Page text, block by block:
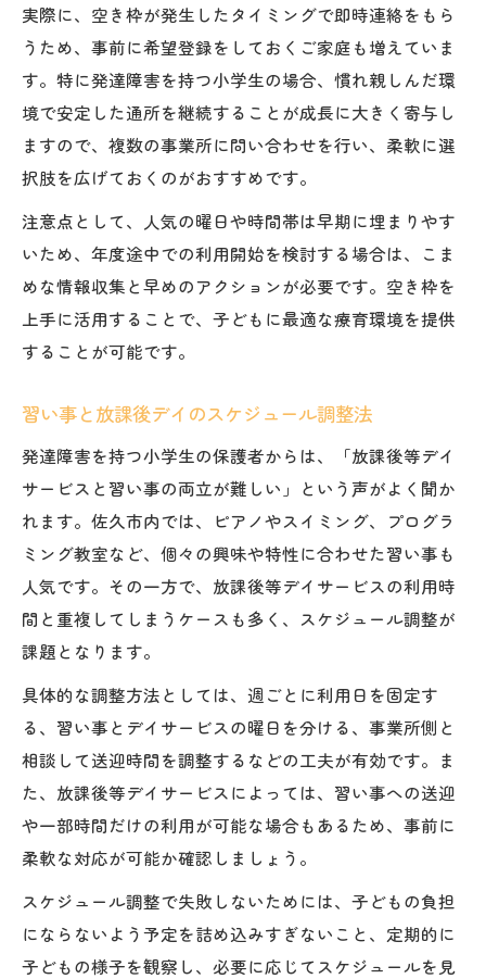
実際に、空き枠が発生したタイミングで即時連絡をもら
うため、事前に希望登録をしておくご家庭も増えていま
す。特に発達障害を持つ小学生の場合、慣れ親しんだ環
境で安定した通所を継続することが成長に大きく寄与し
ますので、複数の事業所に問い合わせを行い、柔軟に選
択肢を広げておくのがおすすめです。
注意点として、人気の曜日や時間帯は早期に埋まりやす
いため、年度途中での利用開始を検討する場合は、こま
めな情報収集と早めのアクションが必要です。空き枠を
上手に活用することで、子どもに最適な療育環境を提供
することが可能です。
習い事と放課後デイのスケジュール調整法
発達障害を持つ小学生の保護者からは、「放課後等デイ
サービスと習い事の両立が難しい」という声がよく聞か
れます。佐久市内では、ピアノやスイミング、プログラ
ミング教室など、個々の興味や特性に合わせた習い事も
人気です。その一方で、放課後等デイサービスの利用時
間と重複してしまうケースも多く、スケジュール調整が
課題となります。
具体的な調整方法としては、週ごとに利用日を固定す
る、習い事とデイサービスの曜日を分ける、事業所側と
相談して送迎時間を調整するなどの工夫が有効です。ま
た、放課後等デイサービスによっては、習い事への送迎
や一部時間だけの利用が可能な場合もあるため、事前に
柔軟な対応が可能か確認しましょう。
スケジュール調整で失敗しないためには、子どもの負担
にならないよう予定を詰め込みすぎないこと、定期的に
子どもの様子を観察し、必要に応じてスケジュールを見